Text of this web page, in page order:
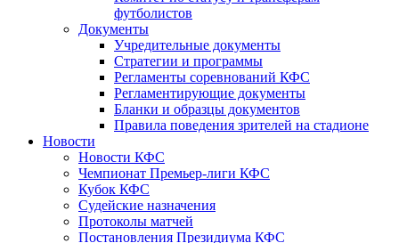
футболистов
Документы
Учредительные документы
Стратегии и программы
Регламенты соревнований КФС
Регламентирующие документы
Бланки и образцы документов
Правила поведения зрителей на стадионе
Новости
Новости КФС
Чемпионат Премьер-лиги КФС
Кубок КФС
Судейские назначения
Протоколы матчей
Постановления Президиума КФС